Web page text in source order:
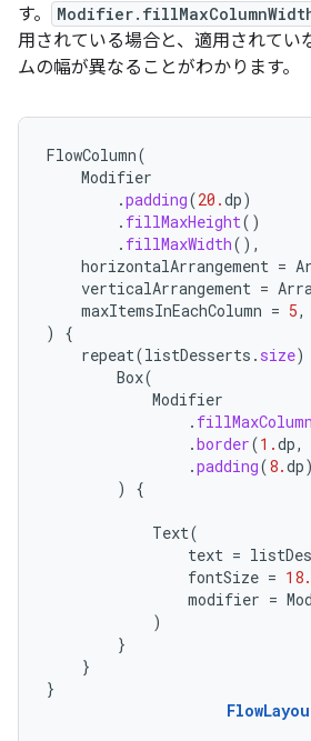
す。
用されている場合と、適用されてい
ムの幅が異なることがわかります。
FlowColumn(
Modifier
.padding(20.dp)
. fillMaxHeight()
. fillMaxWidth(),
horizontalArrangement =
verticalArrangement =
maxItemsInEachColumn = 5,
)
{
repeat(listDesserts . size)
Box(
Modifier
.
.border(1.dp,
.padding(8.dp)
)
{
Text(
text =
fontSize = 18.
modifier =
)
}
}
}